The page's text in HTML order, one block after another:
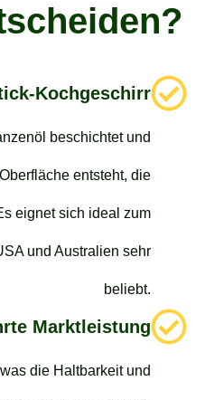
Kochgeschirr
beschichtet und
entsteht, die
eignet sich ideal zum
und Australien sehr
beliebt.
Marktleistung
die Haltbarkeit und